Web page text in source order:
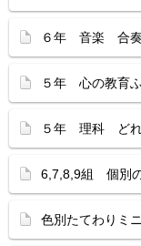
６年 音楽 合奏
５年 心の教育
５年 理科 どれ
6,7,8,9組 個別
色別たてわりミ